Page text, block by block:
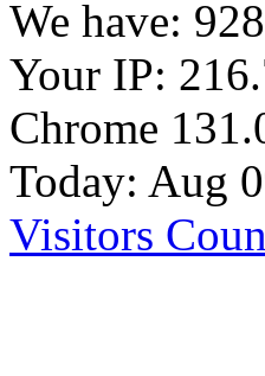
We have:
Your IP:
Chrome
Today: Aug
Visitors